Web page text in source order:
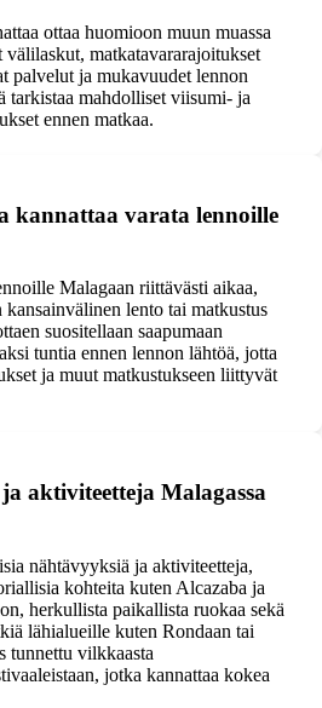
ottaa huomioon muun muassa
matkatavararajoitukset
palvelut ja mukavuudet lennon
tarkistaa mahdolliset viisumi- ja
ennen matkaa.
kannattaa varata lennoille
Malagaan riittävästi aikaa,
kansainvälinen lento tai matkustus
suositellaan saapumaan
tuntia ennen lennon lähtöä, jotta
ja muut matkustukseen liittyvät
aktiviteetteja Malagassa
nähtävyyksiä ja aktiviteetteja,
kohteita kuten Alcazaba ja
herkullista paikallista ruokaa sekä
lähialueille kuten Rondaan tai
tunnettu vilkkaasta
jotka kannattaa kokea